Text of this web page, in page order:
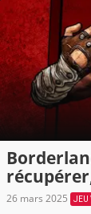
26 mars 2025 JEU